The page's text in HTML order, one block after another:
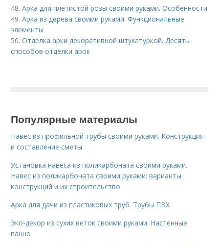
48.Арка для плетистой розы своими руками. Особенности
49.Арка из дерева своими руками. Функциональные
элементы
50.Отделка арки декоративной штукатуркой. Десять
способов отделки арок
Популярные материалы
Навес из профильной трубы своими руками. Конструкция
и составление сметы
Установка навеса из поликарбоната своими руками.
Навес из поликарбоната своими руками: варианты
конструкций и их строительство
Арка для дачи из пластиковых труб. Трубы ПВХ
Эко-декор из сухих веток своими руками. Настенные
панно